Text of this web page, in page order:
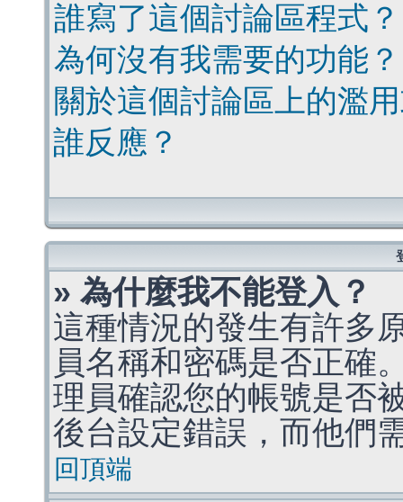
誰寫了這個討論區程式？
為何沒有我需要的功能？
關於這個討論區上的濫
誰反應？
» 為什麼我不能登入？
這種情況的發生有許多
員名稱和密碼是否正確
理員確認您的帳號是否
後台設定錯誤，而他們
回頂端